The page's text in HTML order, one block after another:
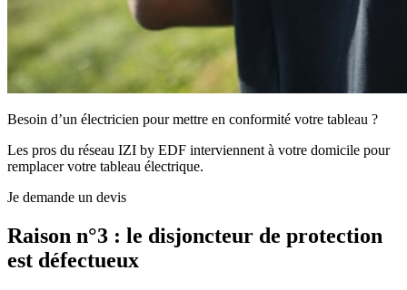
Besoin d’un électricien pour mettre en conformité votre tableau ?
Les pros du réseau IZI by EDF interviennent à votre domicile pour
remplacer votre tableau électrique.
Je demande un devis
Raison n°3 : le disjoncteur de protection
est défectueux